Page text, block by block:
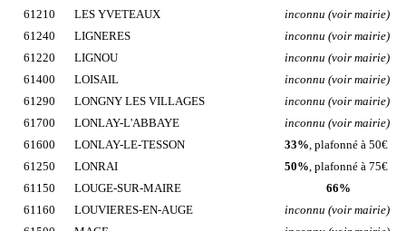
61210
LES YVETEAUX
inconnu (voir mairie)
61240
LIGNERES
inconnu (voir mairie)
61220
LIGNOU
inconnu (voir mairie)
61400
LOISAIL
inconnu (voir mairie)
61290
LONGNY LES VILLAGES
inconnu (voir mairie)
61700
LONLAY-L'ABBAYE
inconnu (voir mairie)
61600
LONLAY-LE-TESSON 33% , plafonné à 50€
61250
LONRAI 50% , plafonné à 75€
61150
LOUGE-SUR-MAIRE
66%
61160
LOUVIERES-EN-AUGE
inconnu (voir mairie)